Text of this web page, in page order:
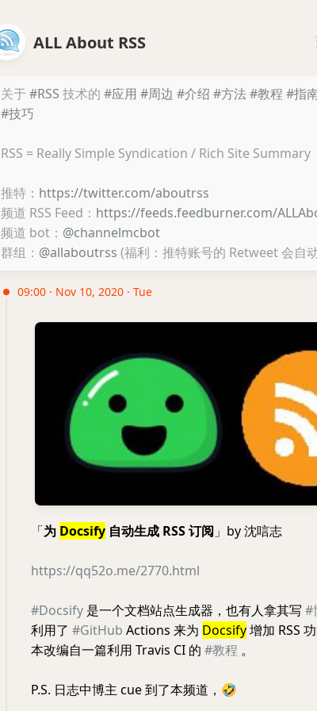
ALL About RSS
关于 #RSS 技术的 #应用 #周边 #介绍 #方法#教程 #指
#技巧
RSS = Really Simple Syndication / Rich Site Summary
推特： https://twitter.com/aboutrss
频道 RSS Feed： https://feeds.feedburner.com/
频道 bot： @channelmcbot
群组： @allaboutrss (福利：推特账号的 Retweet 会自
09:00 · Nov 10, 2020 · Tue
「为 Docsify 自动生成 RSS 订阅」by 沈唁志
https://qq52o.me/2770.html
#Docsify 是一个文档站点生成器，也有人拿其写 #
利用了 #GitHub Actions 来为 Docsify增加 RSS
本改编自一篇利用 Travis CI 的 #教程 。
P.S. 日志中博主 cue 到了本频道， 🤣